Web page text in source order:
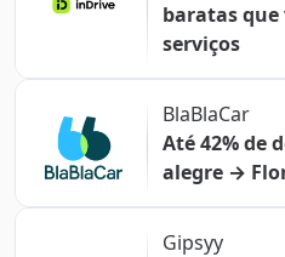
baratas
serviços
BlaBlaCar
Até 42% de
alegre →
Gipsyy